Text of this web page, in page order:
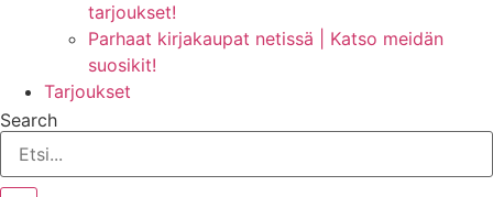
tarjoukset!
Parhaat kirjakaupat netissä | Katso meidän
suosikit!
Tarjoukset
Search